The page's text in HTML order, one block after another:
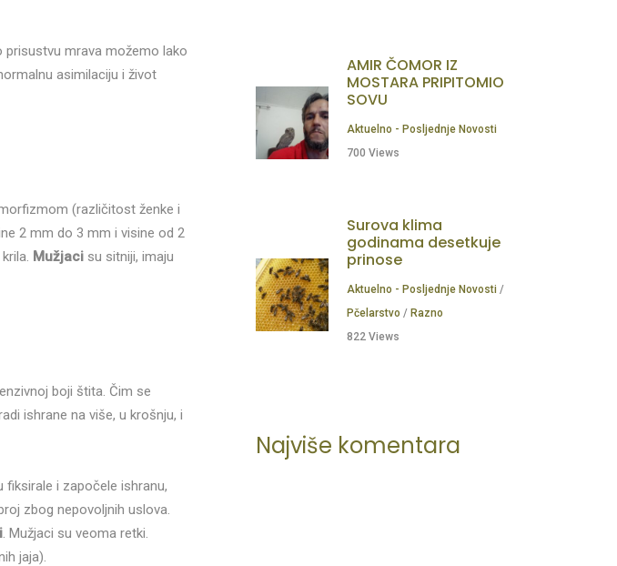
prisustvu mrava možemo lako
asimilaciju i život
(različitost ženke i
2 mm do 3 mm i visine od 2
Mužjaci su sitniji, imaju
boji štita. Čim se
ishrane na više, u krošnju, i
i započele ishranu,
zbog nepovoljnih uslova.
. Mužjaci su veoma retki.
jaja).
AMIR ČOMOR IZ
MOSTARA PRIPITOMIO
SOVU
Aktuelno - Posljednje Novosti
700 Views
Surova klima
godinama desetkuje
prinose
Aktuelno - Posljednje Novosti /
Pčelarstvo / Razno
822 Views
Najviše komentara